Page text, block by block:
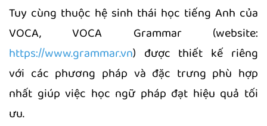
Tuy cùng thuộc hệ sinh thái học tiếng Anh của
VOCA, VOCA Grammar (website:
https://www.grammar.vn) được thiết kế riêng
với các phương pháp và đặc trưng phù hợp
nhất giúp việc học ngữ pháp đạt hiệu quả tối
ưu.